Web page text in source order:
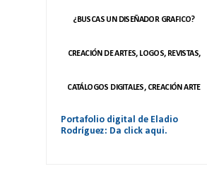
¿BUSCAS UN DISEÑADOR GRAFICO?
CREACIÓN DE ARTES, LOGOS, REVISTAS,
CATÁLOGOS DIGITALES, CREACIÓN ARTE
Portafolio digital de Eladio
Rodríguez: Da click aqui.